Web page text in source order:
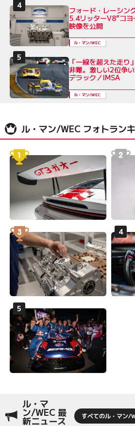
フォード・レーシン
5.4リッターV8“コヨ
映像を公開
ル・マン/WEC
「一線を超えた走
非難。激しい2位争
デラック／IMSA
ル・マン/WEC
ル・マン/WEC フォトラン
ル・マ
ン/WEC 最
新ニュース すべてのル・マン/